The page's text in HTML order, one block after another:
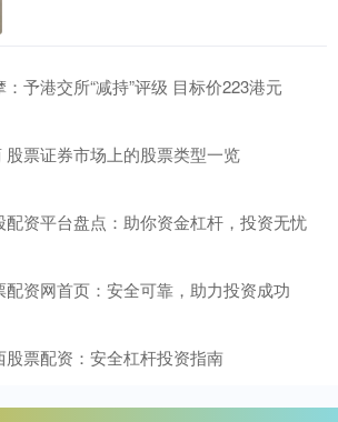
予港交所“减持”评级 目标价223港元
股票证券市场上的股票类型一览
资平台盘点：助你资金杠杆，投资无忧
配资网首页：安全可靠，助力投资成功
票配资：安全杠杆投资指南